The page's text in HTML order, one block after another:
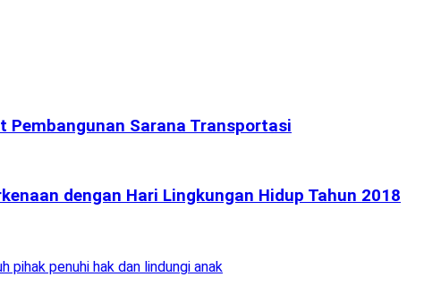
Pembangunan Sarana Transportasi
dengan Hari Lingkungan Hidup Tahun 2018